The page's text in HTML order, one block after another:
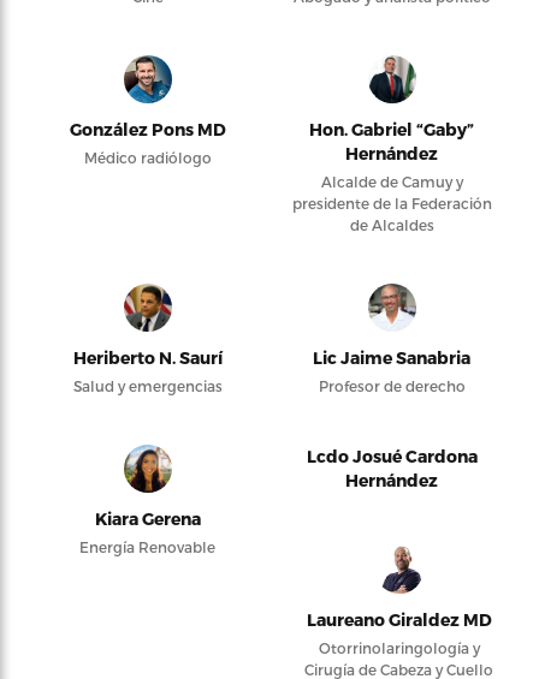
González Pons MD
Médico radiólogo
Hon. Gabriel “Gaby”
Hernández
Alcalde de Camuy y
presidente de la Federación
de Alcaldes
Heriberto N. Saurí
Salud y emergencias
Lic Jaime Sanabria
Profesor de derecho
Kiara Gerena
Energía Renovable
Lcdo Josué Cardona
Hernández
Laureano Giraldez MD
Otorrinolaringología y
Cirugía de Cabeza y Cuello